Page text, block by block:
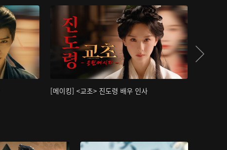
[메이킹] <교초> 진도령 배우 인사